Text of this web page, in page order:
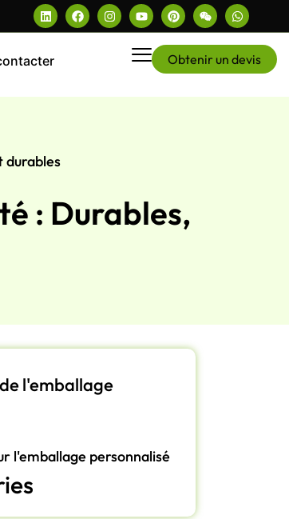
Obtenir un devis
durables
: Durables,
l'emballage
l'emballage personnalisé